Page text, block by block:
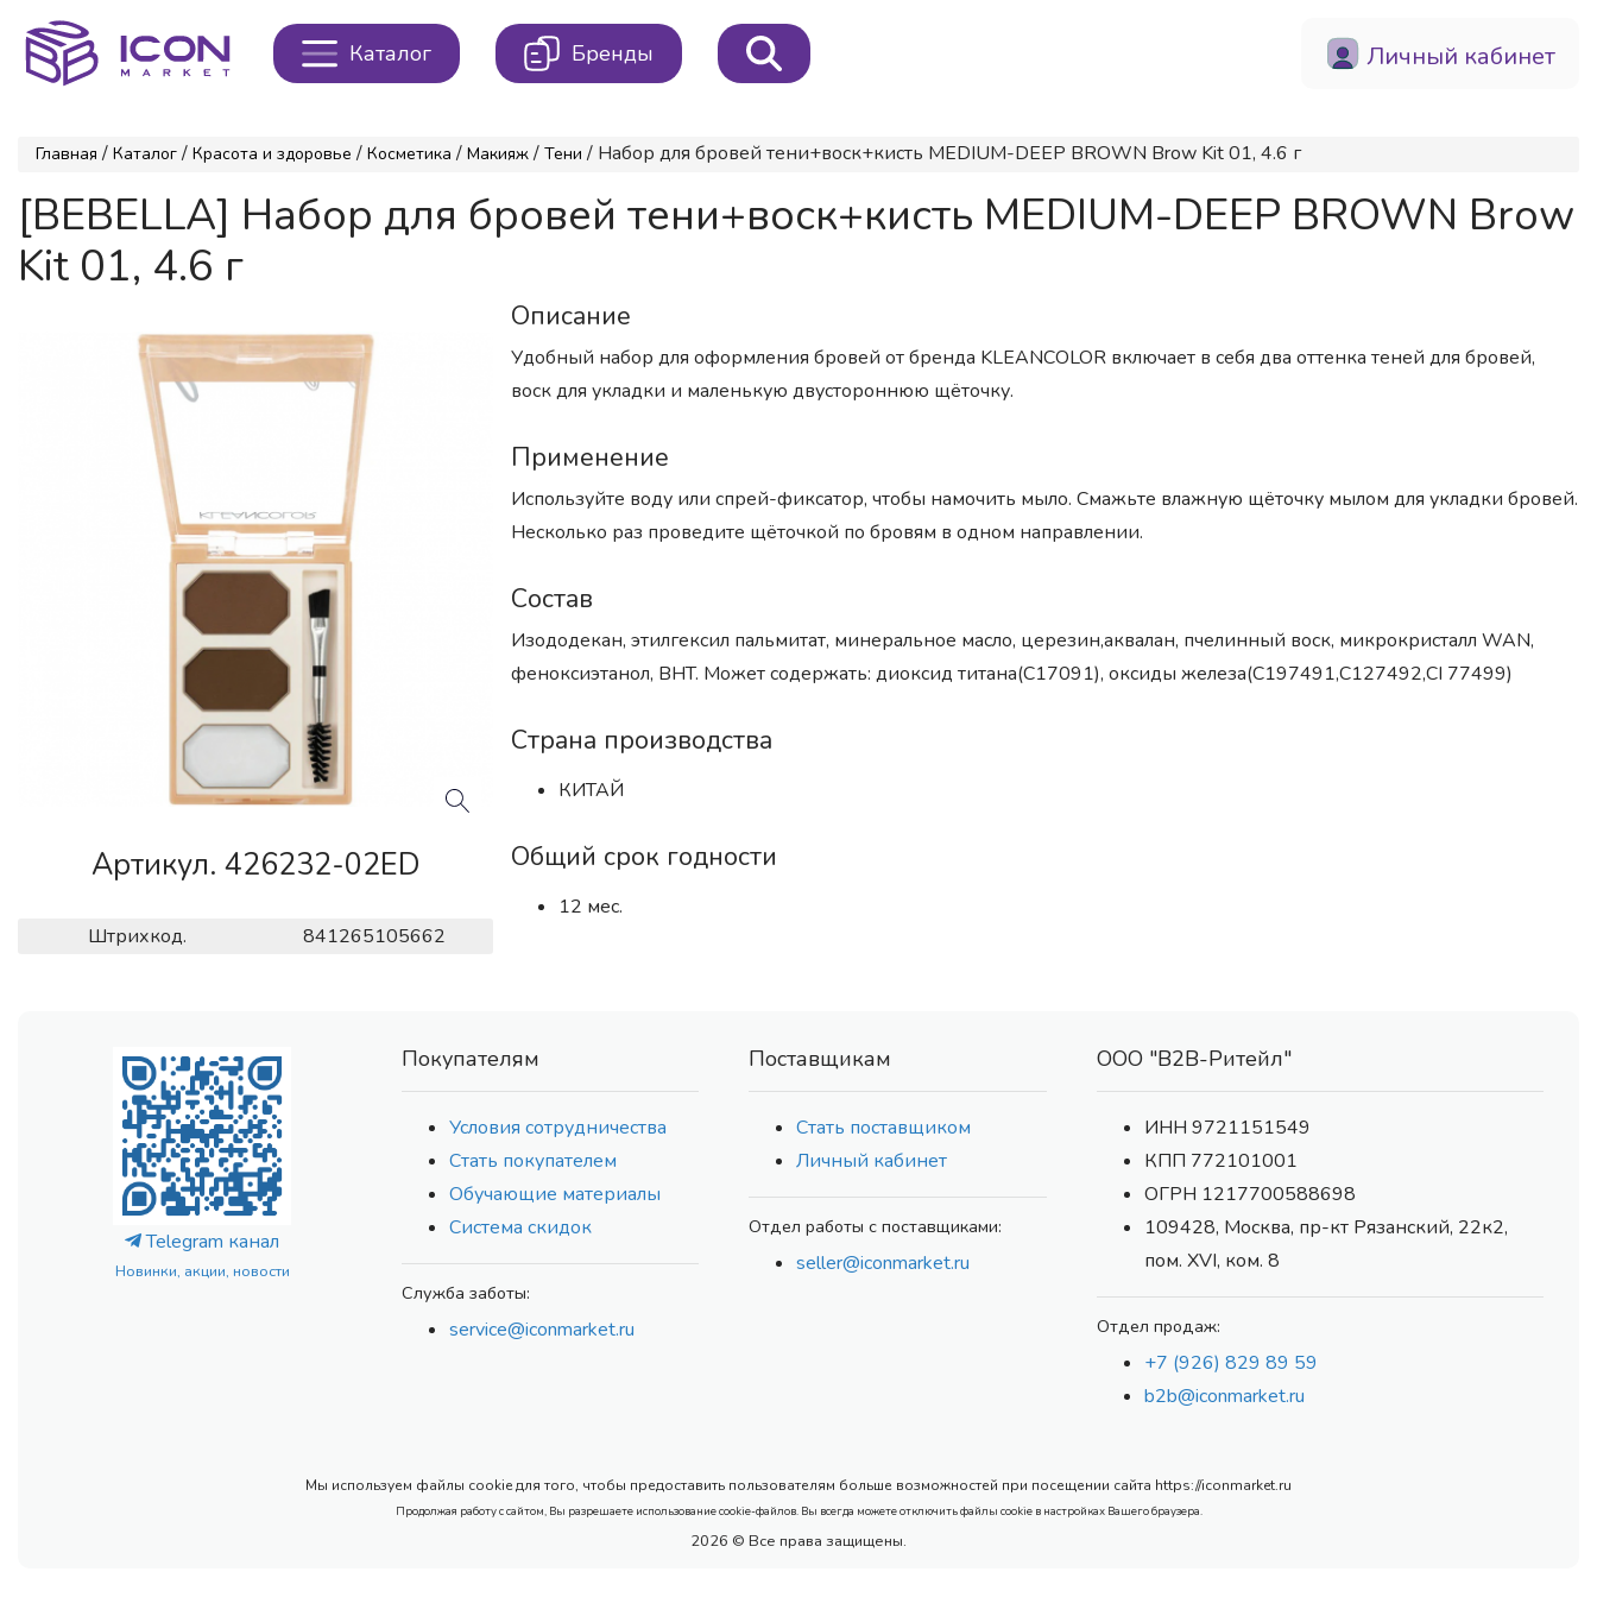
Каталог Бренды Личный кабинет
Главная / Каталог / Красота и здоровье / Косметика / Макияж / Тени / Набор для бровей тени+воск+кисть MEDIUM-DEEP BROWN Brow Kit 01, 4.6 г
[BEBELLA] Набор для бровей тени+воск+кисть MEDIUM-DEEP BROWN Brow
Kit 01, 4.6 г
Артикул. 426232-02ED
Штрихкод. 841265105662
Описание
Удобный набор для оформления бровей от бренда KLEANCOLOR включает в себя два оттенка теней для бровей,
воск для укладки и маленькую двустороннюю щёточку.
Применение
Используйте воду или спрей-фиксатор, чтобы намочить мыло. Смажьте влажную щёточку мылом для укладки бровей.
Несколько раз проведите щёточкой по бровям в одном направлении.
Состав
Изододекан, этилгексил пальмитат, минеральное масло, церезин,аквалан, пчелинный воск, микрокристалл WAN,
феноксиэтанол, BHT. Может содержать: диоксид титана(С17091), оксиды железа(С197491,С127492,СI 77499)
Страна производства
КИТАЙ
Общий срок годности
12 мес.
Telegram канал
Новинки, акции, новости
Покупателям
Условия сотрудничества
Стать покупателем
Обучающие материалы
Система скидок
Служба заботы:
service@iconmarket.ru
Поставщикам
Стать поставщиком
Личный кабинет
Отдел работы с поставщиками:
seller@iconmarket.ru
ООО "В2В-Ритейл"
ИНН 9721151549
КПП 772101001
ОГРН 1217700588698
109428, Москва, пр-кт Рязанский, 22к2,
пом. XVI, ком. 8
Отдел продаж:
+7 (926) 829 89 59
b2b@iconmarket.ru
Мы используем файлы cookie для того, чтобы предоставить пользователям больше возможностей при посещении сайта https://iconmarket.ru
Продолжая работу с сайтом, Вы разрешаете использование cookie-файлов. Вы всегда можете отключить файлы cookie в настройках Вашего браузера.
2026 © Все права защищены.